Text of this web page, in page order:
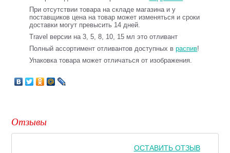
При отсутствии товара на складе магазина и у
поставщиков цена на товар может изменяться и сроки
доставки могут превысить 14 дней.
Travel версии на 3, 5, 8, 10, 15 мл это отливант
Полный ассортимент отливантов доступных враспив!
Упаковка товара может отличаться от изображения.
Отзывы
ОСТАВИТЬ ОТЗЫВ